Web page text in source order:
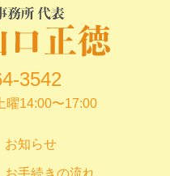
3542
曜14:00〜17:00
お知らせ